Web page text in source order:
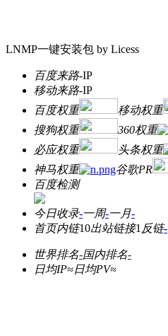
LNMP一键安装包 by Licess
百度来路-IP
移动来路-IP
百度权重
移动权重
搜狗权重
360权重
必应权重
头条权重
神马权重
谷歌PR
百度检测
今日收录-一周-一月-
首页内链10出站链接1 反链-
世界排名-国内排名-
日均IP≈日均PV≈